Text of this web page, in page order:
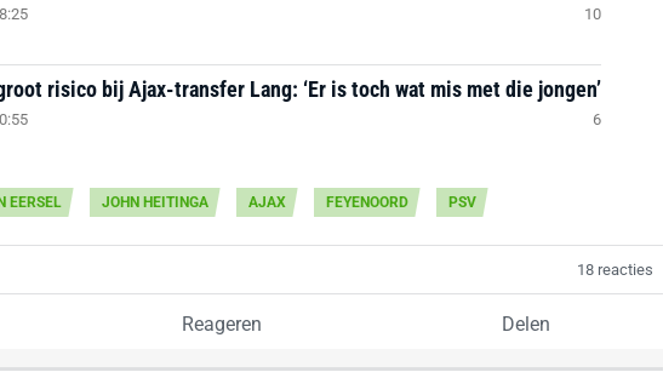
10
risico bij Ajax-transfer Lang: ‘Er is toch wat mis met die jongen’
6
EERSEL JOHN HEITINGA AJAX FEYENOORD PSV
18 reacties
Reageren Delen